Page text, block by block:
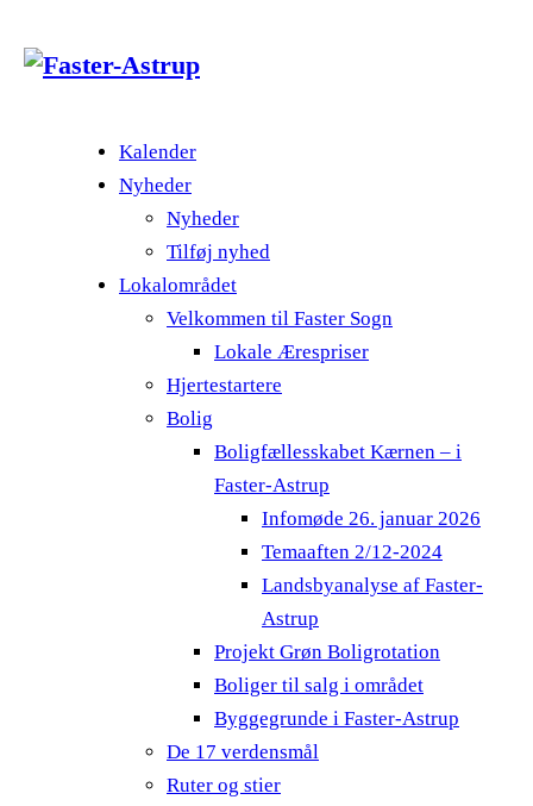
Kalender
Nyheder
Nyheder
Tilføj nyhed
Lokalområdet
Velkommen til Faster Sogn
Lokale Ærespriser
Hjertestartere
Bolig
Boligfællesskabet Kærnen – i
Faster-Astrup
Infomøde 26. januar 2026
Temaaften 2/12-2024
Landsbyanalyse af Faster-
Astrup
Projekt Grøn Boligrotation
Boliger til salg i området
Byggegrunde i Faster-Astrup
De 17 verdensmål
Ruter og stier